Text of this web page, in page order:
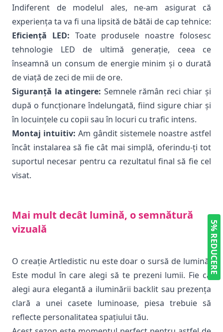
Indiferent de modelul ales, ne-am asigurat că
experiența ta va fi una lipsită de bătăi de cap tehnice:
Eficiență LED: Toate produsele noastre folosesc
tehnologie LED de ultimă generație, ceea ce
înseamnă un consum de energie minim și o durată
de viață de zeci de mii de ore.
Siguranță la atingere: Semnele rămân reci chiar și
după o funcționare îndelungată, fiind sigure chiar și
în locuințele cu copii sau în locuri cu trafic intens.
Montaj intuitiv: Am gândit sistemele noastre astfel
încât instalarea să fie cât mai simplă, oferindu-ți tot
suportul necesar pentru ca rezultatul final să fie cel
visat.
Mai mult decât lumină, o semnătură
vizuală
O creație Artledistic nu este doar o sursă de lumină.
Este modul în care alegi să te prezeni lumii. Fie că
alegi aura elegantă a iluminării backlit sau prezența
clară a unei casete luminoase, piesa trebuie să
reflecte personalitatea spațiului tău.
5% REDUCERE